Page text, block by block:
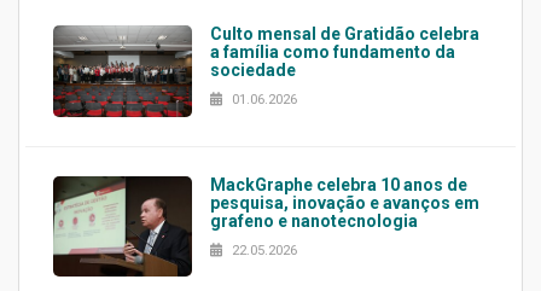
Culto mensal de Gratidão celebra
a família como fundamento da
sociedade
01.06.2026
MackGraphe celebra 10 anos de
pesquisa, inovação e avanços em
grafeno e nanotecnologia
22.05.2026